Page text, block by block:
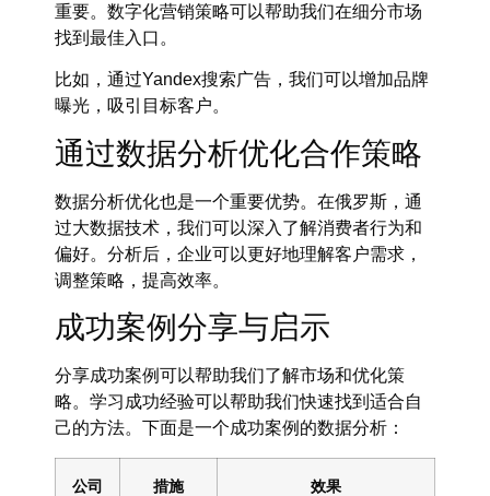
重要。数字化营销策略可以帮助我们在细分市场
找到最佳入口。
比如，通过Yandex搜索广告，我们可以增加品牌
曝光，吸引目标客户。
通过数据分析优化合作策略
数据分析优化也是一个重要优势。在俄罗斯，通
过大数据技术，我们可以深入了解消费者行为和
偏好。分析后，企业可以更好地理解客户需求，
调整策略，提高效率。
成功案例分享与启示
分享成功案例可以帮助我们了解市场和优化策
略。学习成功经验可以帮助我们快速找到适合自
己的方法。下面是一个成功案例的数据分析：
公司 措施 效果